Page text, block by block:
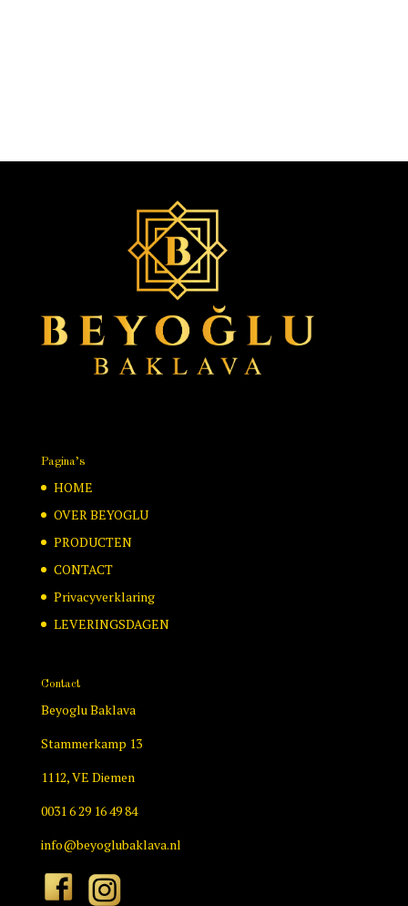
Pagina’s
HOME
OVER BEYOGLU
PRODUCTEN
CONTACT
Privacyverklaring
LEVERINGSDAGEN
Contact
Beyoglu Baklava
Stammerkamp 13
1112, VE Diemen
0031 6 29 16 49 84
info@beyoglubaklava.nl